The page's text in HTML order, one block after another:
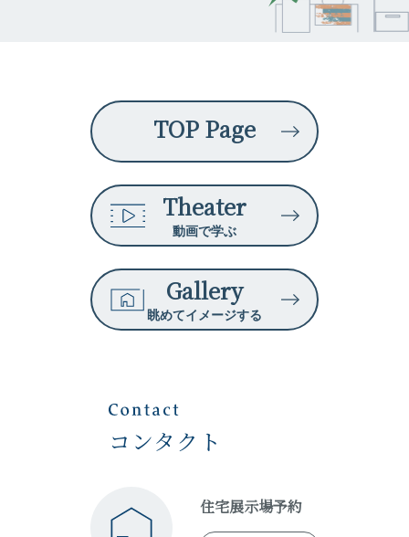
TOP Page
Theater
動画で学ぶ
Gallery
眺めてイメージする
コンタクト
住宅展示場予約